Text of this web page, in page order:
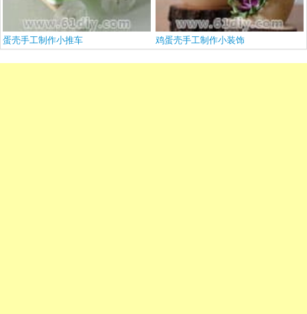
蛋壳手工制作小推车 鸡蛋壳手工制作小装饰